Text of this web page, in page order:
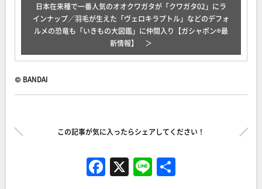
日本在来種で一番人気のオオクワガタが「クワガタ02」にラ
インナップ／羽毛が生えた「ヴェロキラプトル」などのデフォ
ルメの恐竜も「いきもの大図鑑」に仲間入り【ガシャポン®最
新情報】
© BANDAI
この記事が気に入ったらシェアしてください！
F X Li